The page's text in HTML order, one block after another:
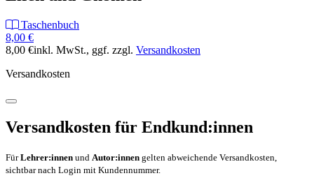
Taschenbuch
8,00 €
8,00 €inkl. MwSt., ggf. zzgl. Versandkosten
Versandkosten
Versandkosten für Endkund:innen
FürLehrer:innen und Autor:innen gelten abweichende Versandkosten,
sichtbar nach Login mit Kundennummer.